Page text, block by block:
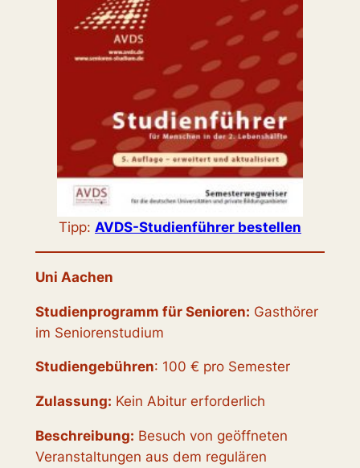
Tipp: AVDS-Studienführer bestellen
Uni Aachen
Studienprogramm für Senioren: Gasthörer
im Seniorenstudium
Studiengebühren: 100 € pro Semester
Zulassung: Kein Abitur erforderlich
Beschreibung: Besuch von geöffneten
Veranstaltungen aus dem regulären